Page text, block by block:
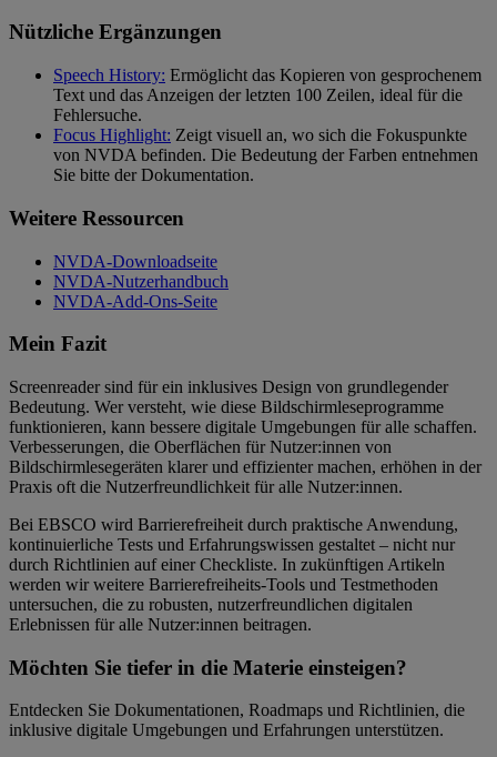
Nützliche Ergänzungen
Speech History: Ermöglicht das Kopieren von gesprochenem
Text und das Anzeigen der letzten 100 Zeilen, ideal für die
Fehlersuche.
Focus Highlight: Zeigt visuell an, wo sich die Fokuspunkte
von NVDA befinden. Die Bedeutung der Farben entnehmen
Sie bitte der Dokumentation.
Weitere Ressourcen
NVDA-Downloadseite
NVDA-Nutzerhandbuch
NVDA-Add-Ons-Seite
Mein Fazit
Screenreader sind für ein inklusives Design von grundlegender
Bedeutung. Wer versteht, wie diese Bildschirmleseprogramme
funktionieren, kann bessere digitale Umgebungen für alle schaffen.
Verbesserungen, die Oberflächen für Nutzer:innen von
Bildschirmlesegeräten klarer und effizienter machen, erhöhen in der
Praxis oft die Nutzerfreundlichkeit für alle Nutzer:innen.
Bei EBSCO wird Barrierefreiheit durch praktische Anwendung,
kontinuierliche Tests und Erfahrungswissen gestaltet – nicht nur
durch Richtlinien auf einer Checkliste. In zukünftigen Artikeln
werden wir weitere Barrierefreiheits-Tools und Testmethoden
untersuchen, die zu robusten, nutzerfreundlichen digitalen
Erlebnissen für alle Nutzer:innen beitragen.
Möchten Sie tiefer in die Materie einsteigen?
Entdecken Sie Dokumentationen, Roadmaps und Richtlinien, die
inklusive digitale Umgebungen und Erfahrungen unterstützen.